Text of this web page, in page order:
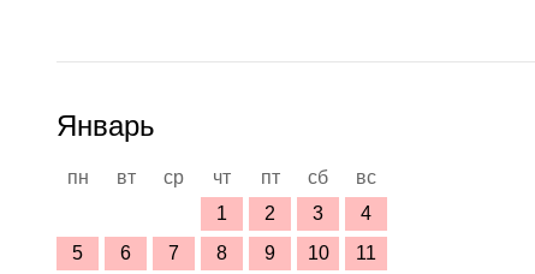
Январь
пн вт ср чт пт сб
вс
1
2 3
4
5
6 7 8 9 10
11